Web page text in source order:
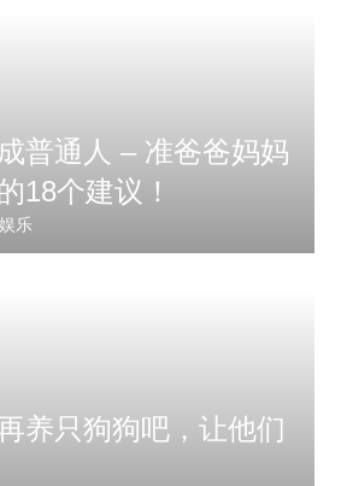
普通人 – 准爸爸妈妈
18个建议！
乐
养只狗狗吧，让他们